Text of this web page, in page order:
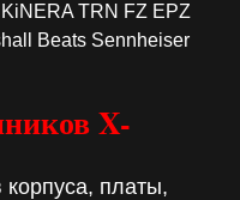
TRN FZ EPZ
Beats Sennheiser
X-
платы,